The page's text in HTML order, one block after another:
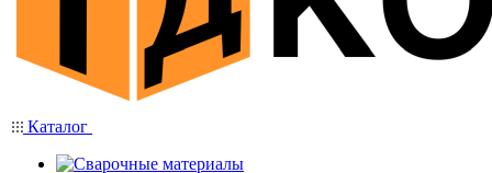
Каталог